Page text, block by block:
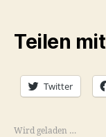
Teilen
Twitter
Wird geladen …